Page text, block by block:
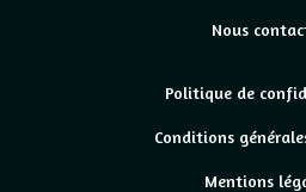
Nous
Politique de
Conditions
Mentions